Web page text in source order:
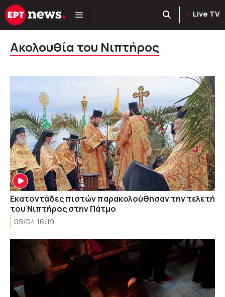
Μετάβαση
σε
Live TV
Ακολουθία του Νιπτήρος
Εκατοντάδες πιστών παρακολούθησαν την τελετή
του Nιπτήρος στην Πάτμο
09/04 16:19